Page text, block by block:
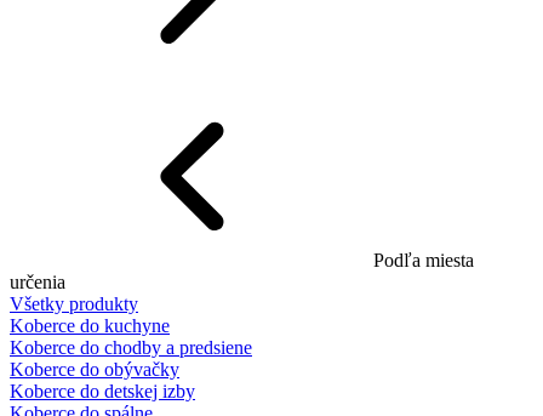
Podľa miesta
určenia
Všetky produkty
Koberce do kuchyne
Koberce do chodby a predsiene
Koberce do obývačky
Koberce do detskej izby